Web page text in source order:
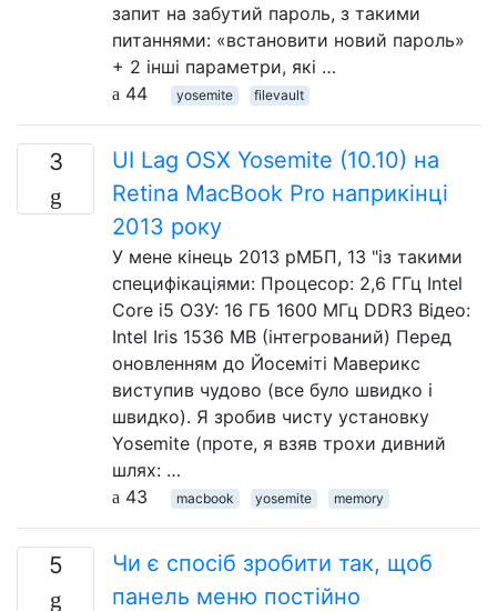
запит на забутий пароль, з такими
питаннями: «встановити новий пароль»
+ 2 інші параметри, які …
44
yosemite filevault
3
UI Lag OSX Yosemite (10.10) на
Retina MacBook Pro наприкінці
2013 року
У мене кінець 2013 рМБП, 13 "із такими
специфікаціями: Процесор: 2,6 ГГц Intel
Core i5 ОЗУ: 16 ГБ 1600 МГц DDR3 Відео:
Intel Iris 1536 MB (інтегрований) Перед
оновленням до Йосеміті Маверикс
виступив чудово (все було швидко і
швидко). Я зробив чисту установку
Yosemite (проте, я взяв трохи дивний
шлях: …
43
macbook yosemite memory
5
Чи є спосіб зробити так, щоб
панель меню постійно